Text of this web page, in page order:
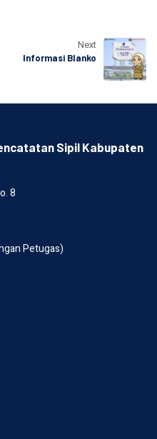
Next
Informasi Blanko
Sipil Kabupaten
8
Petugas)